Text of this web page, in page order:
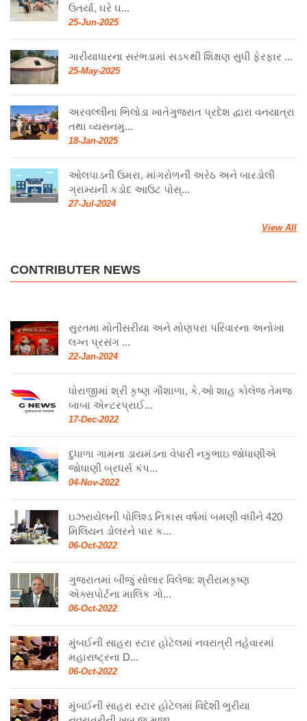
ઉતર્યા, ઘરે ઘ...
25-Jun-2025
ગારીયાધારના સરંભડામાં સડકથી શિક્ષણ સુધી ફેરફાર ...
25-May-2025
અરવલ્લીના ભિલોડા ખાતેગુજરાત પ્રદેશ દ્વારા વનયાત્રા
તથા વ્યસનમુ...
18-Jan-2025
ઓલપાડની ઉમરા, માંગરોળની અરેઠ અને બારડોલી
ગ્રામ્યની કડોદ આઉટ પોસ્...
27-Jul-2024
View All
CONTRIBUTER NEWS
સુરતમા મોતીસરીયા અને મોણપરા પરિવારના અનોખા
લગ્ન પ્રસંગ ...
22-Jan-2024
ધોરાજીમાં શ્રી કૃષ્ણ ગૌશાળા, કે.ઓ શાહ કોલેજ તેમજ
બાબા એન્ટરપ્રાઈ...
17-Dec-2022
દુધાળા ગામના ડાયમંડના વેપારી નકુભાઇ જોધાણીએ
જોધાણી બ્રધર્સ કંપ...
04-Nov-2022
ઇઝરાયેલની પોલિશ્ડ નિકાસ વર્ષમાં બમણી વધીને 420
મિલિયન ડોલરને પાર ક...
06-Oct-2022
ગુજરાતમાં બીજું સોલાર વિલેજ: શ્રીરામકૃષ્ણ
એક્સપોર્ટના માલિક ગો...
06-Oct-2022
મુંબઈની સાહરા સ્ટાર હોટેલમાં નવરાત્રી તહેવારમાં
મહારાષ્ટ્રના D...
06-Oct-2022
મુંબઈની સાહરા સ્ટાર હોટેલમાં વિદેશી ભુરીયા